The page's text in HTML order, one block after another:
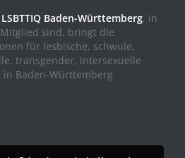
Baden-Württemberg, in
sind, bringt die
für lesbische, schwule,
transgender, intersexuelle
Baden-Württemberg